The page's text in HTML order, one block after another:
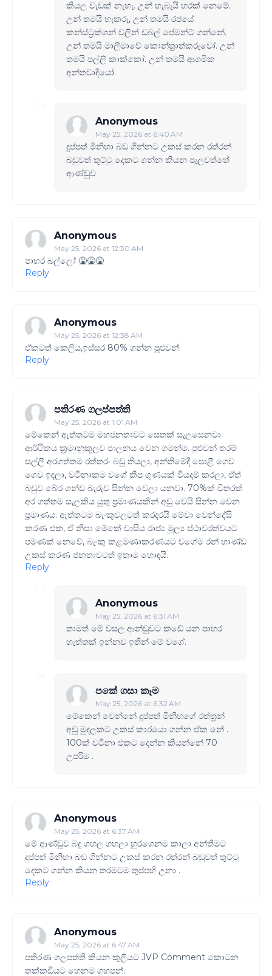
කියල වැඩක් නැහැ. උන් හැබැයි හරක් නෙමේ.
උන් තමයි හැකරු, උන් තමයි රජයේ
කන්ස්ට්‍රක්ශන් වලින් ඩබල් පේමන්ට් ගන්නේ.
උන් තමයි මාලිමාවේ කොන්ත්‍රාත්කරුවෝ. උන්
තමයි පල්ලි කාක්කෝ. උන් තමයි ආගමික
අන්තවාදියෝ.
Anonymous
May 25, 2026 at 6:40 AM
දුප්පත් මිනිහා බඩ ගින්නට උකස් කරන රත්රන්
බඩුවත් තුට්ටු දෙකට ගන්න කියන පැලවත්තේ
ආණ්ඩුව
Anonymous
May 25, 2026 at 12:30 AM
පාහර බල්ලෝ 🤮🤮🤮
Reply
Anonymous
May 25, 2026 at 12:38 AM
ඒකටත් කෙලිය,ඉස්සර 80% ගන්න පුළුවන්.
Reply
පතිරණ ගලප්පත්ති
May 25, 2026 at 1:01 AM
මේකෙන් ඇත්තටම මහජනතාවට සෙතක් සැලසෙනවා
ආර්ථිකය ක්‍රමානුකූලව පාලනය වෙන ගමන්ම. පුළුවන් තරම්
සල්ලි අරගත්තම රත්තරං බඩු තියලා, අන්තිමේදී පොළී ගෙව
ගෙව ඉඳලා, වටිනාකම වගේ කීප ගුණයක් වියදම් කරලා, ඒත්
බඩුව බේර ගන්ඩ බැරුව සින්න වෙලා යනවා. 70%ක් විතරක්
අර ගත්තම සැලකිය යුතු ප්‍රමාණයකින් අඩු වෙයි සින්න වෙන
ප්‍රමාණය. ඇත්තටම බැංකුවලටත් කරදරයි මේවා වෙන්දේසි
කරණ එක, ඒ නිසා මේකේ වාසිය රාජ්‍ය මූල්‍ය ස්ථාවරත්වයට
පමණක් නෙවේ, බැංකු කළමණාකරණයට වගේම රන් භාණ්ඩ
උකස් කරණ ජනතාවටත් ඉතාම හොඳයි.
Reply
Anonymous
May 25, 2026 at 6:31 AM
තාමත් මේ වසල ආන්ඩුවට කඩේ යන පාහර
හැත්තක් ඉන්නව ඉතින් මේ වගේ.
පකේ ගසා කෑම
May 25, 2026 at 6:32 AM
මේකෙන් වෙන්නේ දුප්පත් මිනිහගේ රත්ත්‍රන්
අඩු මුදලකට උකස් කාරයො ගන්න ඒක නේ .
100ක් වටිනා එකට දෙන්න කියන්නේ 70
උපරිම .
Anonymous
May 25, 2026 at 6:37 AM
මේ ආණ්ඩුව බදු ගහල ගහලා හුරගෙනම කාලා අන්තිමට
දුප්පත් මිනිහා බඩ ගින්නට උකස් කරන රත්රන් බඩුවත් තුට්ටු
දෙකට ගන්න කියන තරමටම තුප්පහි උනා .
Reply
Anonymous
May 25, 2026 at 6:47 AM
පතිරණ ගලපත්ති කියන කුලියට JVP Comment කොටන
තක්කඩියට හෙනම ගහපන්.